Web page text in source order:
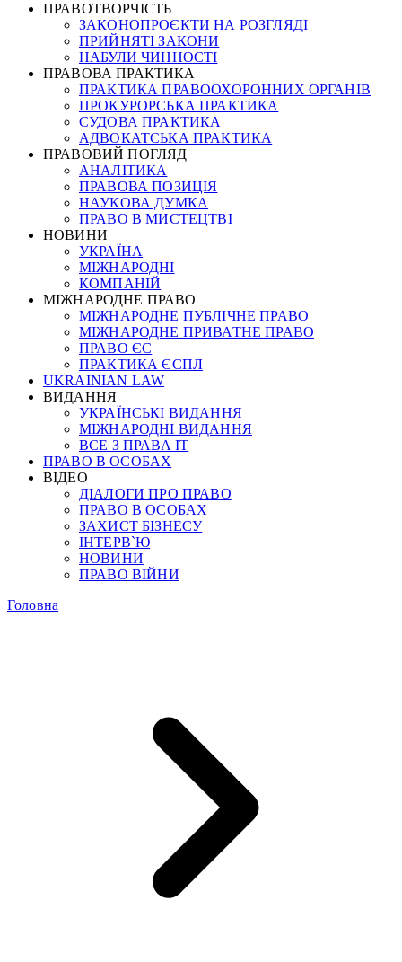
ПРАВОТВОРЧІСТЬ
ЗАКОНОПРОЄКТИ НА РОЗГЛЯДІ
ПРИЙНЯТІ ЗАКОНИ
НАБУЛИ ЧИННОСТІ
ПРАВОВА ПРАКТИКА
ПРАКТИКА ПРАВООХОРОННИХ ОРГАНІВ
ПРОКУРОРСЬКА ПРАКТИКА
СУДОВА ПРАКТИКА
АДВОКАТСЬКА ПРАКТИКА
ПРАВОВИЙ ПОГЛЯД
АНАЛІТИКА
ПРАВОВА ПОЗИЦІЯ
НАУКОВА ДУМКА
ПРАВО В МИСТЕЦТВІ
НОВИНИ
УКРАЇНА
МІЖНАРОДНІ
КОМПАНІЙ
МІЖНАРОДНЕ ПРАВО
МІЖНАРОДНЕ ПУБЛІЧНЕ ПРАВО
МІЖНАРОДНЕ ПРИВАТНЕ ПРАВО
ПРАВО ЄС
ПРАКТИКА ЄСПЛ
UKRAINIAN LAW
ВИДАННЯ
УКРАЇНСЬКІ ВИДАННЯ
МІЖНАРОДНІ ВИДАННЯ
ВСЕ З ПРАВА ІТ
ПРАВО В ОСОБАХ
ВІДЕО
ДІАЛОГИ ПРО ПРАВО
ПРАВО В ОСОБАХ
ЗАХИСТ БІЗНЕСУ
ІНТЕРВ`Ю
НОВИНИ
ПРАВО ВІЙНИ
Головна